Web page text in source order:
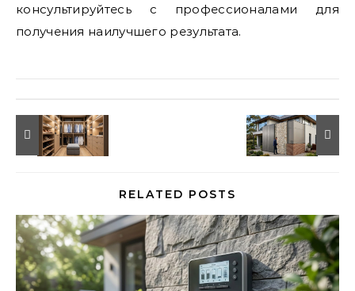
консультируйтесь с профессионалами для
получения наилучшего результата.
RELATED POSTS